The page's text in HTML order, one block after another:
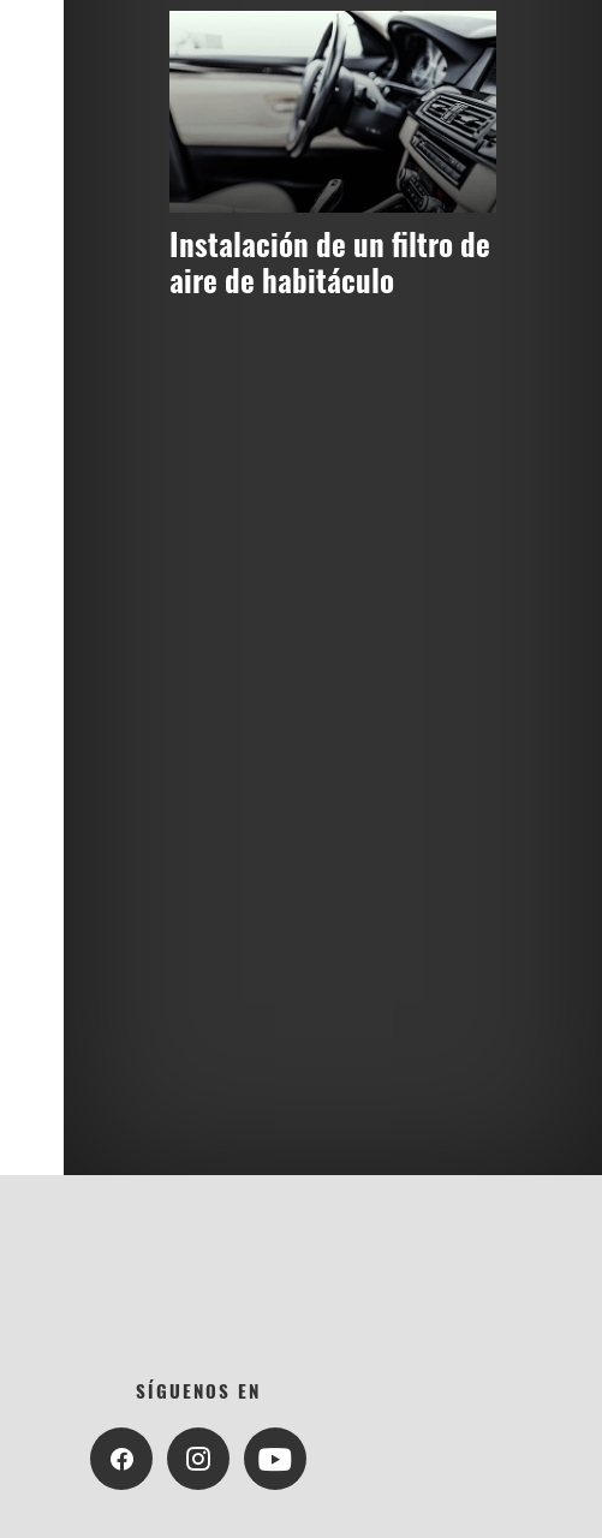
Instalación de un filtro de
aire de habitáculo
SÍGUENOS EN